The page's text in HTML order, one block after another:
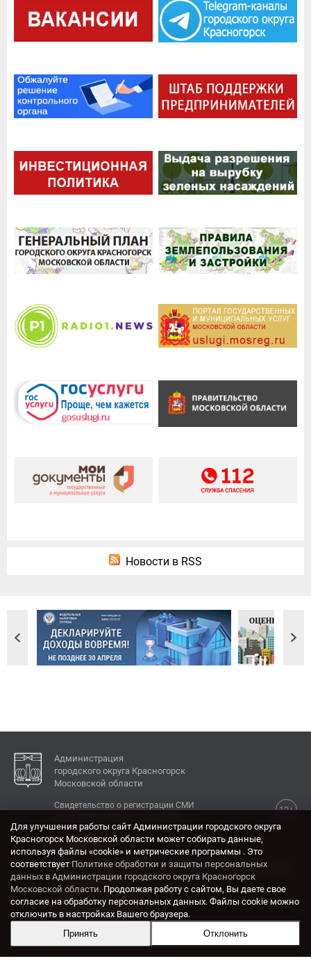
Новости в RSS
Администрация
городского округа Красногорск
Московской области
12+
Свидетельство о регистрации СМИ
КОНТАКТЫ
Адрес: 143404, Московская область, г. Красногорск,
ул. Ленина, дом 4.
Электронная почта:
krasrn@mosreg.ru
Разработка и поддержка сайта ADN
Для улучшения работы сайт Администрации городского округа
Красногорск Московской области может собирать данные,
используя файлы «cookie» и метрические программы . Это
соответствует Политике обработки и защиты персональных
данных в Администрации городского округа Красногорск
Московской области. Продолжая работу с сайтом, Вы даете свое
согласие на обработку персональных данных. Файлы cookie можно
отключить в настройках Вашего браузера.
Принять
Отклонить